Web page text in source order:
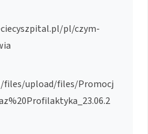
pl/czym-
upload/files/Promocj